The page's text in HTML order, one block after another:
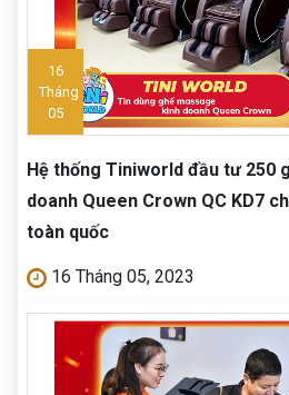
16
Tháng
05
Hệ thống Tiniworld đầu tư 250
doanh Queen Crown QC KD7
toàn quốc
16 Tháng 05, 2023